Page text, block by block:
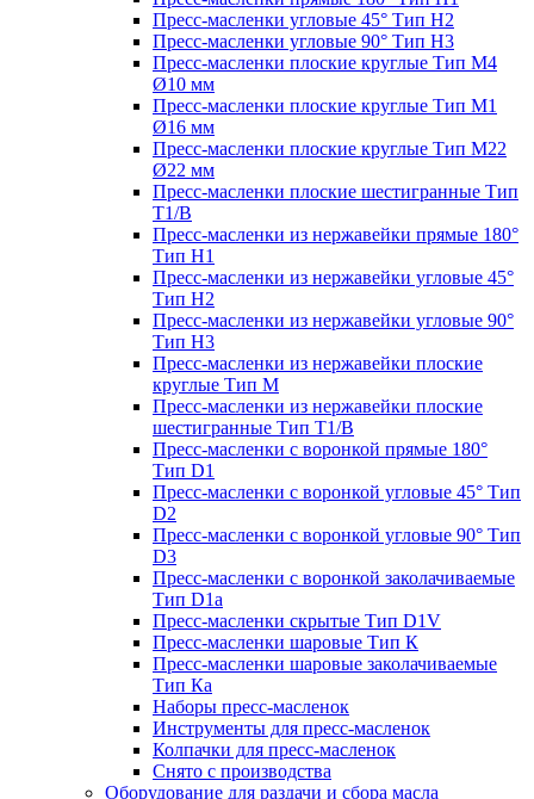
Пресс-масленки угловые 45° Тип H2
Пресс-масленки угловые 90° Тип H3
Пресс-масленки плоские круглые Тип M4
Ø10 мм
Пресс-масленки плоские круглые Тип M1
Ø16 мм
Пресс-масленки плоские круглые Тип M22
Ø22 мм
Пресс-масленки плоские шестигранные Тип
T1/B
Пресс-масленки из нержавейки прямые 180°
Тип H1
Пресс-масленки из нержавейки угловые 45°
Тип H2
Пресс-масленки из нержавейки угловые 90°
Тип H3
Пресс-масленки из нержавейки плоские
круглые Тип M
Пресс-масленки из нержавейки плоские
шестигранные Тип T1/B
Пресс-масленки с воронкой прямые 180°
Тип D1
Пресс-масленки с воронкой угловые 45° Тип
D2
Пресс-масленки с воронкой угловые 90° Тип
D3
Пресс-масленки с воронкой заколачиваемые
Тип D1a
Пресс-масленки скрытые Тип D1V
Пресс-масленки шаровые Тип К
Пресс-масленки шаровые заколачиваемые
Тип Кa
Наборы пресс-масленок
Инструменты для пресс-масленок
Колпачки для пресс-масленок
Снято с производства
Оборудование для раздачи и сбора масла